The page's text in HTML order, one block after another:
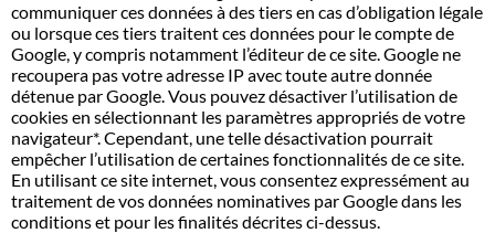
communiquer ces données à des tiers en cas d’obligation légale
ou lorsque ces tiers traitent ces données pour le compte de
Google, y compris notamment l’éditeur de ce site. Google ne
recoupera pas votre adresse IP avec toute autre donnée
détenue par Google. Vous pouvez désactiver l’utilisation de
cookies en sélectionnant les paramètres appropriés de votre
navigateur*. Cependant, une telle désactivation pourrait
empêcher l’utilisation de certaines fonctionnalités de ce site.
En utilisant ce site internet, vous consentez expressément au
traitement de vos données nominatives par Google dans les
conditions et pour les finalités décrites ci-dessus.